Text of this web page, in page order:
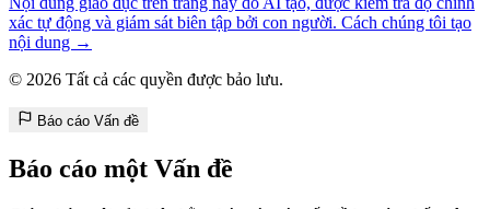
xác tự động và giám sát biên tập bởi con người. Cách chúng tôi tạo
nội dung →
© 2026 Tất cả các quyền được bảo lưu.
Báo cáo Vấn đề
Báo cáo một Vấn đề